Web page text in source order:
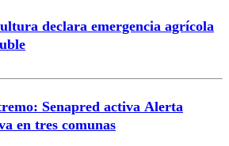
declara emergencia agrícola
Senapred activa Alerta
en tres comunas